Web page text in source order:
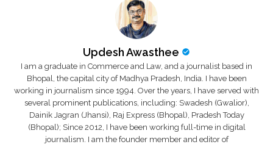
Updesh Awasthee
I am a graduate in Commerce and Law, and a journalist based in
Bhopal, the capital city of Madhya Pradesh, India. I have been
working in journalism since 1994. Over the years, I have served with
several prominent publications, including: Swadesh (Gwalior),
Dainik Jagran (Jhansi), Raj Express (Bhopal), Pradesh Today
(Bhopal); Since 2012, I have been working full-time in digital
journalism. I am the founder member and editor of